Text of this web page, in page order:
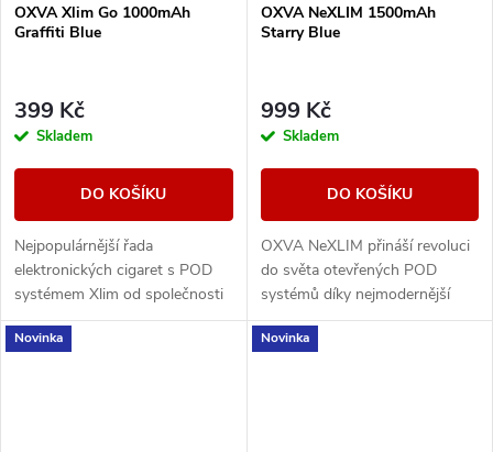
OXVA Xlim Go 1000mAh
Graffiti Blue
399 Kč
Skladem
DO KOŠÍKU
Nejpopulárnější řada
elektronických cigaret s POD
systémem Xlim od společnosti
OXVA představuje model GO.
Tělo baterie s vestavěným
OXVA NeXLIM 1500mAh
Starry Blue
999 Kč
Skladem
DO KOŠÍKU
OXVA NeXLIM přináší revoluci
do světa otevřených POD
systémů díky nejmodernější
technologii Dual Mesh, která
poskytuje intenzivnější chuť a
Novinka Novinka